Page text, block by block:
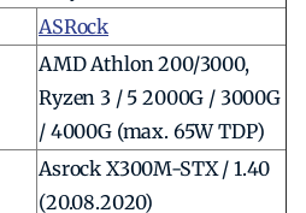
ASRock
AMD Athlon 200/3000,
Ryzen 3 / 5 2000G / 3000G
/ 4000G (max. 65W TDP)
Asrock X300M-STX / 1.40
(20.08.2020)